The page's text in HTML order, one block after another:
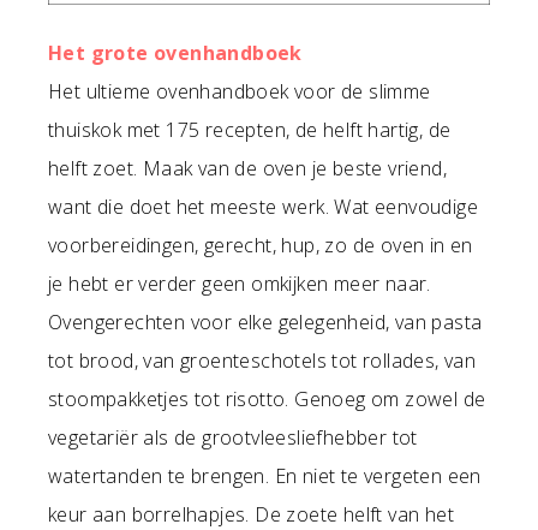
Het grote ovenhandboek
Het ultieme ovenhandboek voor de slimme
thuiskok met 175 recepten, de helft hartig, de
helft zoet. Maak van de oven je beste vriend,
want die doet het meeste werk. Wat eenvoudige
voorbereidingen, gerecht, hup, zo de oven in en
je hebt er verder geen omkijken meer naar.
Ovengerechten voor elke gelegenheid, van pasta
tot brood, van groenteschotels tot rollades, van
stoompakketjes tot risotto. Genoeg om zowel de
vegetariër als de grootvleesliefhebber tot
watertanden te brengen. En niet te vergeten een
keur aan borrelhapjes. De zoete helft van het